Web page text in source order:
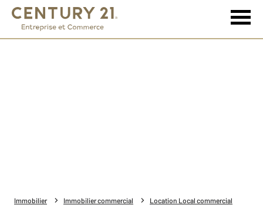
Immobilier Immobilier commercial Location Local commercial